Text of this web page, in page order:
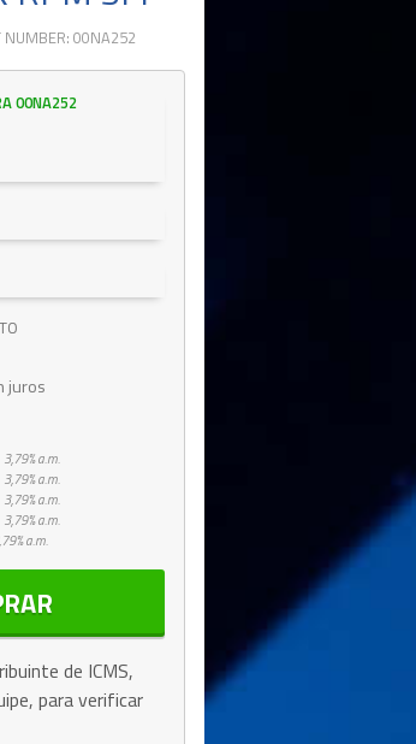
NUMBER: 00NA252
00NA252
juros
3,79%a.m.
3,79%a.m.
3,79%a.m.
3,79%a.m.
a.m.
de ICMS,
para verificar